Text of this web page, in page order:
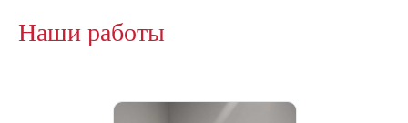
Наши работы